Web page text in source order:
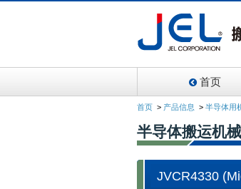
首页
首页 > 产品信息 > 半导体用
半导体搬运机
JVCR4330